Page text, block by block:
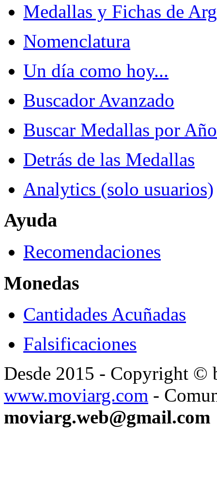
Medallas y Fichas de
Nomenclatura
Un día como hoy...
Buscador Avanzado
Buscar Medallas por Año
Detrás de las Medallas
Analytics (solo usuarios)
Ayuda
Recomendaciones
Monedas
Cantidades Acuñadas
Falsificaciones
Desde 2015 - Copyright ©
www.moviarg.com -
moviarg.web@gmail.com